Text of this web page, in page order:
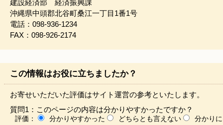
建設経済部 経済振興課
沖縄県中頭郡北谷町桑江一丁目1番1号
電話：098-936-1234
FAX：098-926-2174
この情報はお役に立ちましたか？
お寄せいただいた評価はサイト運営の参考といたします。
質問1：このページの内容は分かりやすかったですか？
評価： 分かりやすかった どちらとも言えない 分かり